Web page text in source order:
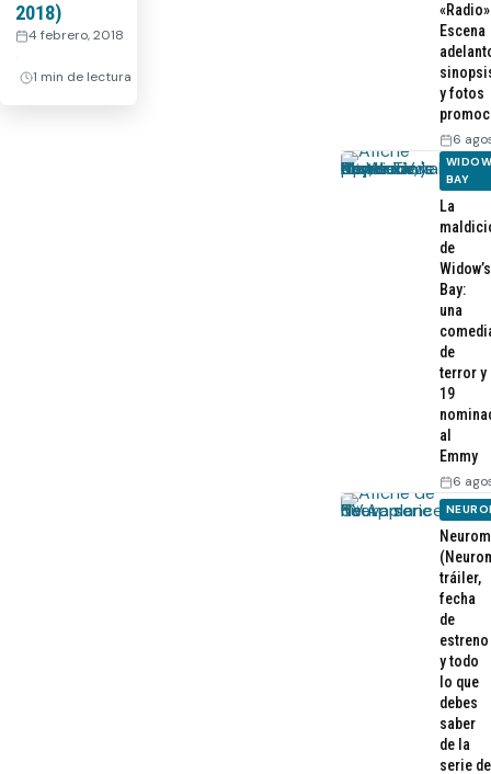
2018)
4 febrero, 2018
1 min de lectura
Escena
y fotos
6
BAY
La
de
Widow’s
Bay:
una
de
terror y
19
al
Emmy
6
tráiler,
fecha
de
estreno
y todo
lo que
debes
saber
de la
serie de